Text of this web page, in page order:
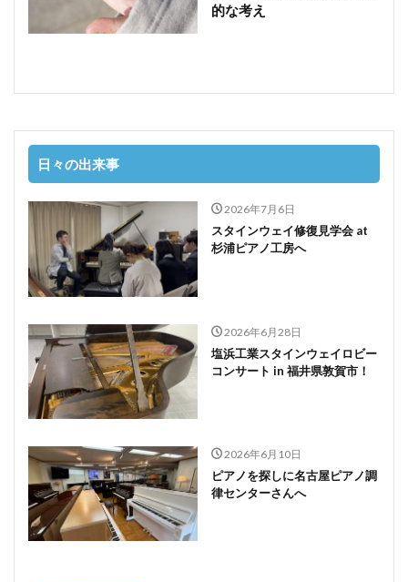
的な考え
日々の出来事
2026年7月6日
スタインウェイ修復見学会 at
杉浦ピアノ工房へ
2026年6月28日
塩浜工業スタインウェイロビー
コンサート in 福井県敦賀市！
2026年6月10日
ピアノを探しに名古屋ピアノ調
律センターさんへ